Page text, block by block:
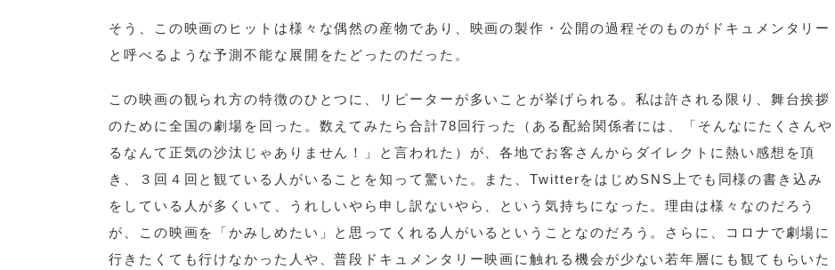
そう、この映画のヒットは様々な偶然の産物であり、映画の製作・公開の過程そのものがドキュメンタリー
と呼べるような予測不能な展開をたどったのだった。
この映画の観られ方の特徴のひとつに、リピーターが多いことが挙げられる。私は許される限り、舞台挨拶
のために全国の劇場を回った。数えてみたら合計78回行った（ある配給関係者には、「そんなにたくさんや
るなんて正気の沙汰じゃありません！」と言われた）が、各地でお客さんからダイレクトに熱い感想を頂
き、３回４回と観ている人がいることを知って驚いた。また、TwitterをはじめSNS上でも同様の書き込み
をしている人が多くいて、うれしいやら申し訳ないやら、という気持ちになった。理由は様々なのだろう
が、この映画を「かみしめたい」と思ってくれる人がいるということなのだろう。さらに、コロナで劇場に
行きたくても行けなかった人や、普段ドキュメンタリー映画に触れる機会が少ない若年層にも観てもらいた